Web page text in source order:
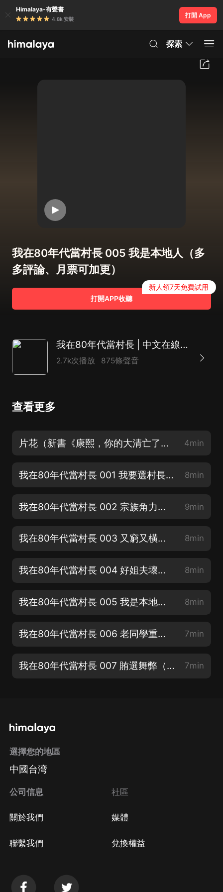
Himalaya-有聲書
4.8k 安裝
打開 App
探索
我在80年代當村長 005 我是本地人（多
多評論、月票可加更）
打開APP收聽
新人領7天免費試用
我在80年代當村長 | 中文在線爆款 | 重生致富&商戰官場 | 精品有聲劇
2.7k次播放 875條聲音
查看更多
片花（新書《康熙，你的大清亡了》上架，求訂閱） 4min
我在80年代當村長 001 我要選村長！（新書求訂閱、好評、月票） 8min
我在80年代當村長 002 宗族角力（新書求訂閱、好評、月票） 9min
我在80年代當村長 003 又窮又橫的赤化村（多多評論、月票可加更） 8min
我在80年代當村長 004 好姐夫壞姐夫（新書求訂閱、好評、月票） 8min
我在80年代當村長 005 我是本地人（多多評論、月票可加更） 8min
我在80年代當村長 006 老同學重逢（新書求訂閱、好評、月票） 7min
我在80年代當村長 007 賄選舞弊（多多評論、月票可加更） 7min
選擇您的地區
中國台湾
公司信息
關於我們
聯繫我們
社區
媒體
兌換權益